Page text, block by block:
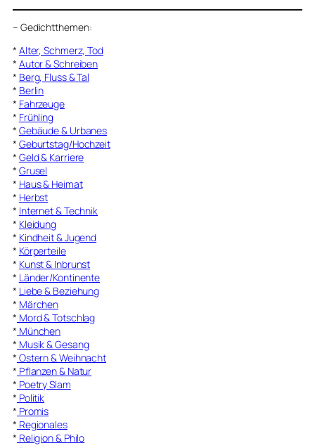
– Gedichtthemen:
* Alter, Schmerz, Tod
* Autor & Schreiben
* Berg, Fluss & Tal
* Berlin
* Fahrzeuge
* Frühling
* Gebäude & Urbanes
* Geburtstag/Hochzeit
* Geld & Karriere
* Grusel
* Haus & Heimat
* Herbst
* Internet & Technik
* Kleidung
* Kindheit & Jugend
* Körperteile
* Kunst & Inbrunst
* Länder/Kontinente
* Liebe & Beziehung
* Märchen
* Mord & Totschlag
* München
* Musik & Gesang
* Ostern & Weihnacht
* Pflanzen & Natur
* Poetry Slam
* Politik
* Promis
* Regionales
* Religion & Philo